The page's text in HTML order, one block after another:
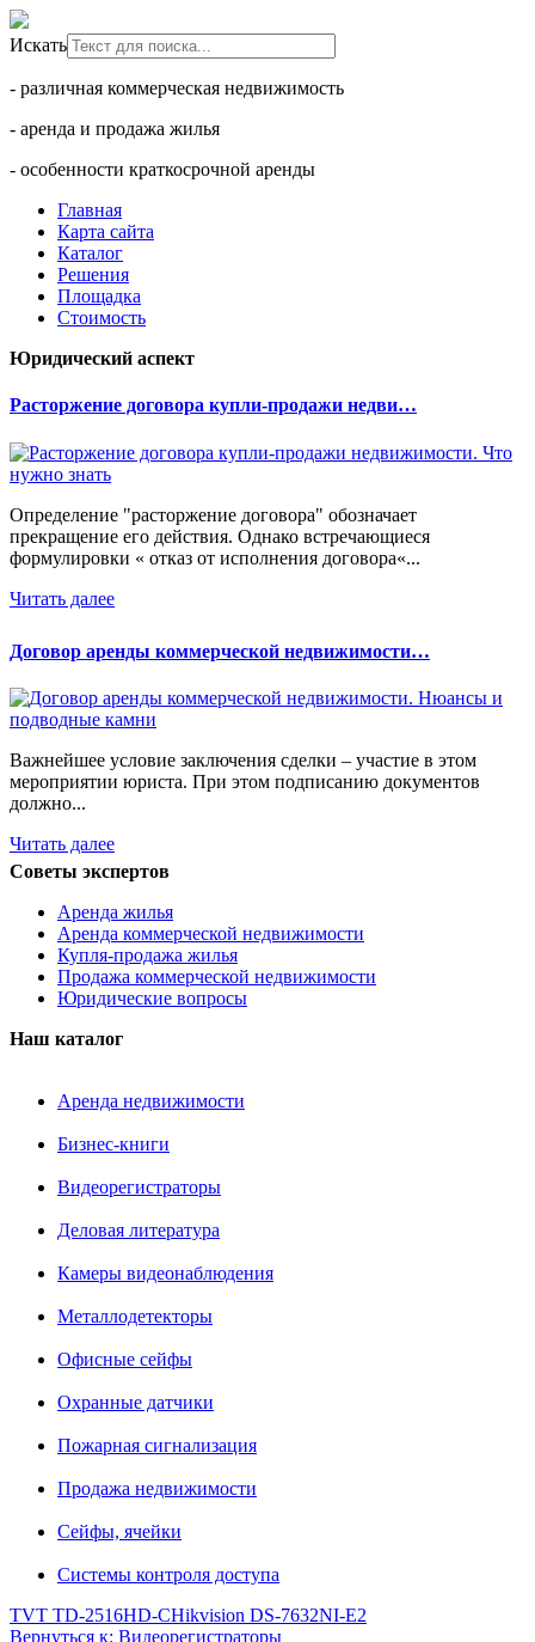
Искать
- различная коммерческая недвижимость
- аренда и продажа жилья
- особенности краткосрочной аренды
Главная
Карта сайта
Каталог
Решения
Площадка
Стоимость
Юридический аспект
Расторжение договора купли-продажи недви…
Определение "расторжение договора" обозначает
прекращение его действия. Однако встречающиеся
формулировки « отказ от исполнения договора«...
Читать далее
Договор аренды коммерческой недвижимости…
Важнейшее условие заключения сделки – участие в этом
мероприятии юриста. При этом подписанию документов
должно...
Читать далее
Советы экспертов
Аренда жилья
Аренда коммерческой недвижимости
Купля-продажа жилья
Продажа коммерческой недвижимости
Юридические вопросы
Наш каталог
Аренда недвижимости
Бизнес-книги
Видеорегистраторы
Деловая литература
Камеры видеонаблюдения
Металлодетекторы
Офисные сейфы
Охранные датчики
Пожарная сигнализация
Продажа недвижимости
Сейфы, ячейки
Системы контроля доступа
TVT TD-2516HD-CHikvision DS-7632NI-E2
Вернуться к: Видеорегистраторы